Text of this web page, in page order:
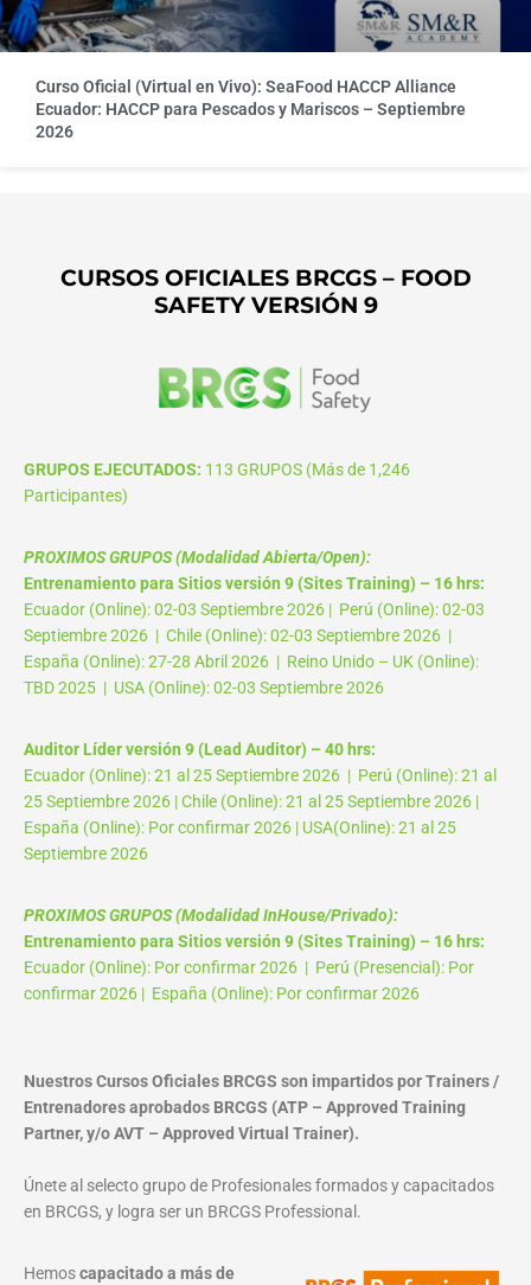
Curso Oficial (Virtual en Vivo): SeaFood HACCP Alliance
Ecuador: HACCP para Pescados y Mariscos – Septiembre
2026
CURSOS OFICIALES BRCGS – FOOD
SAFETY VERSIÓN 9
GRUPOS EJECUTADOS: 113 GRUPOS (Más de 1,246
Participantes)
PROXIMOS GRUPOS (Modalidad Abierta/Open):
Entrenamiento para Sitios versión 9 (Sites Training) – 16 hrs:
Ecuador (Online): 02-03 Septiembre 2026 | Perú (Online): 02-03
Septiembre 2026 | Chile (Online): 02-03 Septiembre 2026 |
España (Online): 27-28 Abril 2026 | Reino Unido – UK (Online):
TBD 2025 | USA (Online): 02-03 Septiembre 2026
Auditor Líder versión 9 (Lead Auditor) – 40 hrs:
Ecuador (Online): 21 al 25 Septiembre 2026 | Perú (Online): 21 al
25 Septiembre 2026 | Chile (Online): 21 al 25 Septiembre 2026 |
España (Online): Por confirmar 2026 | USA(Online): 21 al 25
Septiembre 2026
PROXIMOS GRUPOS (Modalidad InHouse/Privado):
Entrenamiento para Sitios versión 9 (Sites Training) – 16 hrs:
Ecuador (Online): Por confirmar 2026 | Perú (Presencial): Por
confirmar 2026 | España (Online): Por confirmar 2026
Nuestros Cursos Oficiales BRCGS son impartidos por Trainers /
Entrenadores aprobados BRCGS (ATP – Approved Training
Partner, y/o AVT – Approved Virtual Trainer).
Únete al selecto grupo de Profesionales formados y capacitados
en BRCGS, y logra ser un BRCGS Professional.
Hemoscapacitado a más de